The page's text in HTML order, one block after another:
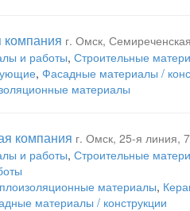
компания г. Омск,
и работы, Строительные
, Фасадные материалы /
материалы
компания г. Омск, 25-я линия,
и работы, Строительные
материалы,
материалы / конструкции